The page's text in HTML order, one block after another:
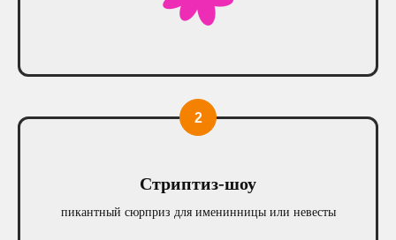
Стриптиз-шоу
пикантный сюрприз для именинницы или невесты
ваши вопросы
Отвечаем на